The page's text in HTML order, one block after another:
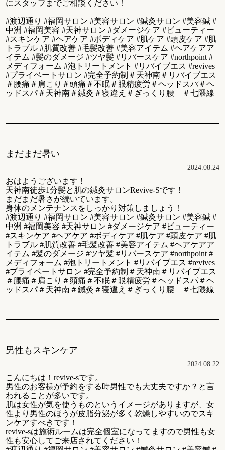
にスタッフまでご相談ください！
#渡辺通り #福岡サロン #美容サロン #鍼灸サロン #美容鍼 #
中洲 #福岡美容 #天神サロン #ダメージケア #ビューティー
#スキンケア #ヘアケア #ボディケア #肌ケア #頭皮ケア #肌
トラブル #肌質改善 #毛髪改善 #美容アイテム #ヘアケアア
イテム #髪のダメージ #ツヤ髪 #リバースケア #northpoint #
メディフォーム #泡トリートメント #リバイブエス #revives
#プライベートサロン #完全予約制＃天神南＃リバイブエス
＃腰痛＃肩こり＃頭痛＃不眠＃眼精疲労＃ヘッドスパ＃ヘ
ッドスパ＃天神南＃鍼灸＃寝違え＃ぎっくり腰 ＃七隈線
まだまだ暑い
2024.08.24
おはようございます！
天神南徒歩1分髪と肌の鍼灸サロンRevive-Sです！
まだまだ暑さが続いています。
身体のメンテナンスをしっかり対策しましょう！
#渡辺通り #福岡サロン #美容サロン #鍼灸サロン #美容鍼 #
中洲 #福岡美容 #天神サロン #ダメージケア #ビューティー
#スキンケア #ヘアケア #ボディケア #肌ケア #頭皮ケア #肌
トラブル #肌質改善 #毛髪改善 #美容アイテム #ヘアケアア
イテム #髪のダメージ #ツヤ髪 #リバースケア #northpoint #
メディフォーム #泡トリートメント #リバイブエス #revives
#プライベートサロン #完全予約制＃天神南＃リバイブエス
＃腰痛＃肩こり＃頭痛＃不眠＃眼精疲労＃ヘッドスパ＃ヘ
ッドスパ＃天神南＃鍼灸＃寝違え＃ぎっくり腰 ＃七隈線
男性もスキンケア
2024.08.22
こんにちは！revive-sです。
男性のお客様が予約をする時男性でも大丈夫ですか？と言
われることが多いです。
肌は女性が気を使うものというイメージがありますが、女
性より男性のほうが皮脂分泌が多く乾燥しやすいのでスキ
ンケアすべきです！
revive-sは施術ルームは完全個室になってますので男性も女
性も安心してご来店されてください！